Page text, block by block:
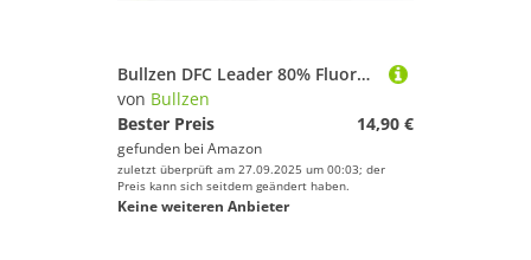
Bullzen DFC Leader 80% Fluorocarbon Raubfisch Vorfach (120lbs/0,96mm/54,5kg)
von Bullzen
Bester Preis
14,90 €
gefunden bei Amazon
zuletzt überprüft am 27.09.2025 um 00:03; der
Preis kann sich seitdem geändert haben.
Keine weiteren Anbieter